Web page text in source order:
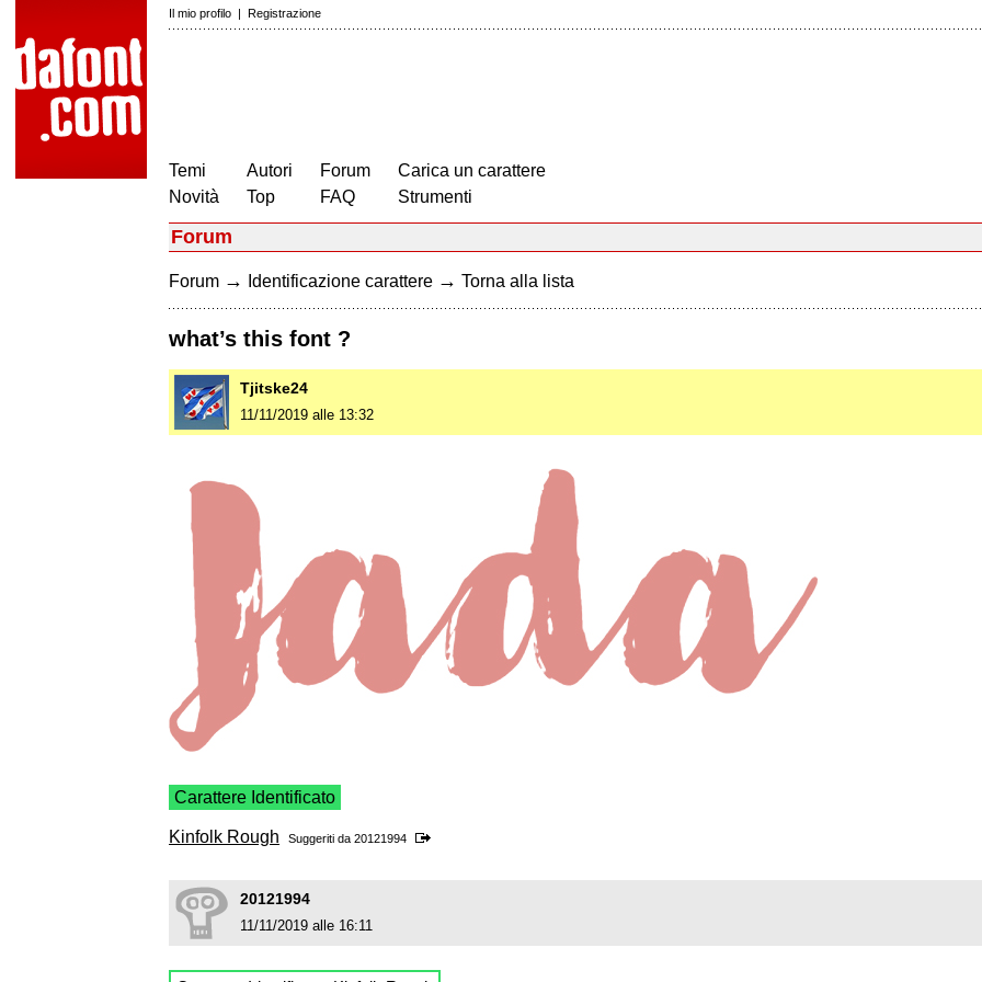
Il mio profilo | Registrazione
Temi
Novità
Autori
Top
Forum
FAQ
Carica un carattere
Strumenti
Forum
Forum → Identificazione carattere → Torna alla lista
what’s this font ?
Tjitske24
11/11/2019 alle 13:32
Carattere Identificato
Kinfolk Rough Suggeriti da 20121994
20121994
11/11/2019 alle 16:11